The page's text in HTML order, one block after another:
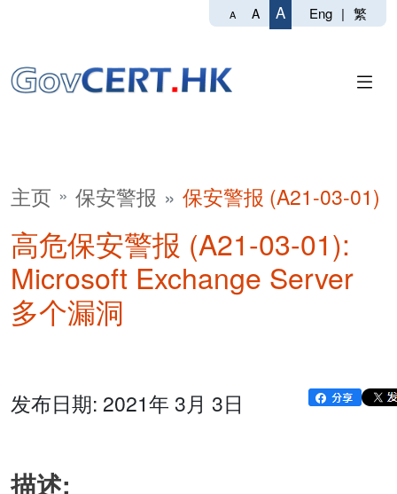
A A A Eng | 繁
主页 保安警报 保安警报 (A21-03-01)
高危保安警报 (A21-03-01):
Microsoft Exchange Server
多个漏洞
发布日期: 2021年 3月 3日
描述: